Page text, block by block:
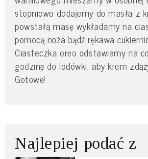
stopniowo dodajemy do masła z
powstałą masę wykładamy na
pomocą noża bądź rękawa
Ciasteczka oreo odstawiamy na
godzinę do lodówki, aby krem
Gotowe!
Najlepiej podać z